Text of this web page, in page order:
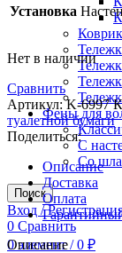
Фены для
С
Со
Поиск
Вход /
0 Сравнить
0элемент / 0 ₽
Установка
Нет в наличии
Сравнить
Артикул:K-6997
туалетной бумаги
Поделиться:
Описание
Доставка
Оплата
Описание